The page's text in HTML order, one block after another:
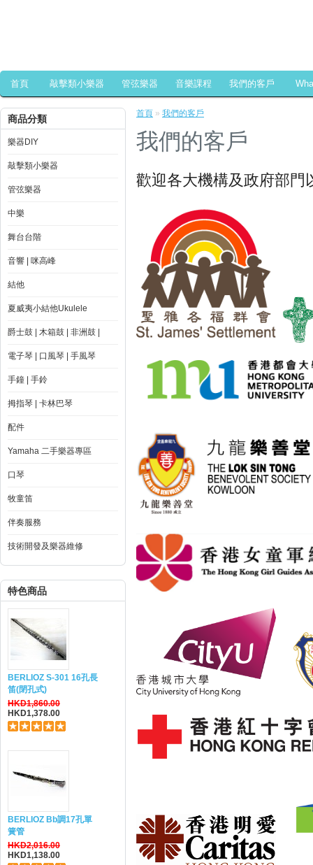
首頁 敲擊類小樂器 管弦樂器 音樂課程 我們的客戶
商品分類
樂器DIY
敲擊類小樂器
管弦樂器
中樂
舞台台階
音響 | 咪高峰
結他
夏威夷小結他Ukulele
爵士鼓 | 木箱鼓 | 非洲鼓 |
電子琴 | 口風琴 | 手風琴
手鐘 | 手鈴
拇指琴 | 卡林巴琴
配件
Yamaha 二手樂器專區
口琴
牧童笛
伴奏服務
技術開發及樂器維修
特色商品
BERLIOZ S-301 16孔長
笛(閉孔式)
HKD1,860.00
HKD1,378.00
BERLIOZ Bb調17孔單
簧管
HKD2,016.00
HKD1,138.00
首頁 » 我們的客戶
我們的客戶
歡迎各大機構及政府部門